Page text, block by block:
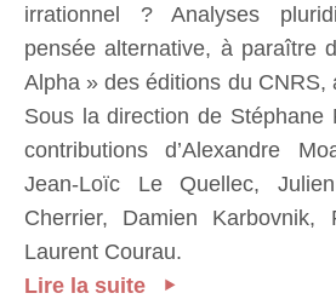
irrationnel ? Analyses
pensée alternative, à paraître
Alpha » des éditions du CNRS,
Sous la direction de Stéphane
contributions d’Alexandre
Jean-Loïc Le Quellec,
Cherrier, Damien Karbovnik,
Laurent Courau.
Lire la suite